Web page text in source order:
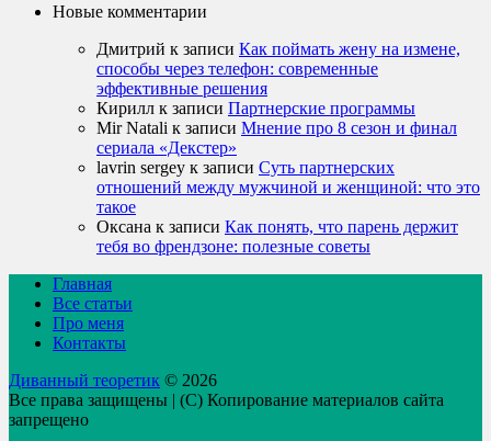
Новые комментарии
Дмитрий к записи Как поймать жену на измене,
способы через телефон: современные
эффективные решения
Кирилл к записи Партнерские программы
Mir Natali к записи Мнение про 8 сезон и финал
сериала «Декстер»
lavrin sergey к записи Суть партнерских
отношений между мужчиной и женщиной: что это
такое
Оксана к записи Как понять, что парень держит
тебя во френдзоне: полезные советы
Главная
Все статьи
Про меня
Контакты
Диванный теоретик © 2026
Все права защищены | (C) Копирование материалов сайта
запрещено